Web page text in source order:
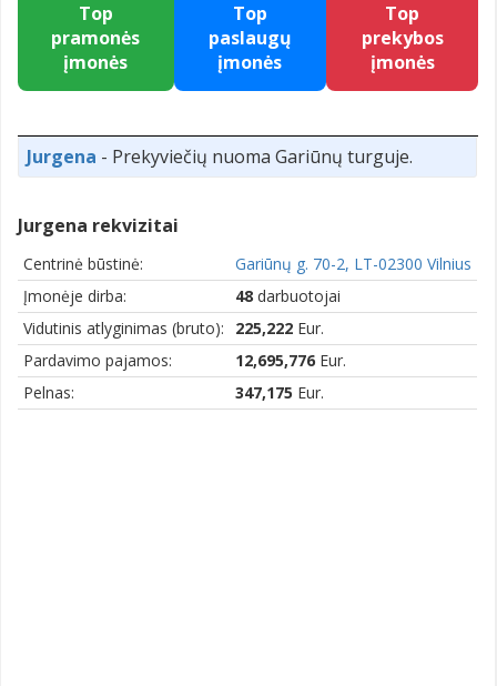
Top
pramonės
įmonės
Top
paslaugų
įmonės
Top
prekybos
įmonės
Jurgena - Prekyviečių nuoma Gariūnų turguje.
Jurgena rekvizitai
Centrinė būstinė:
Gariūnų g. 70-2, LT-02300 Vilnius
Įmonėje dirba:
48 darbuotojai
Vidutinis atlyginimas (bruto):
225,222 Eur.
Pardavimo pajamos:
12,695,776 Eur.
Pelnas:
347,175 Eur.